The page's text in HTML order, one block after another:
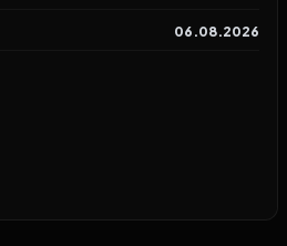
06.08.2026